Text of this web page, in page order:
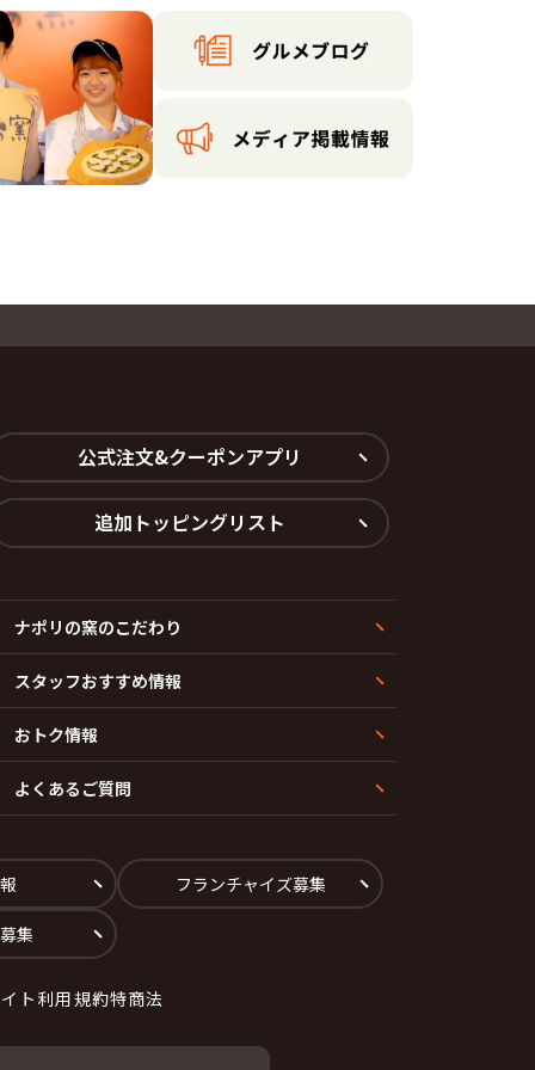
公式注文&クーポンアプリ
追加トッピングリスト
ナポリの窯のこだわり
スタッフおすすめ情報
おトク情報
よくあるご質問
フランチャイズ募集
集
ト利用規約特商法